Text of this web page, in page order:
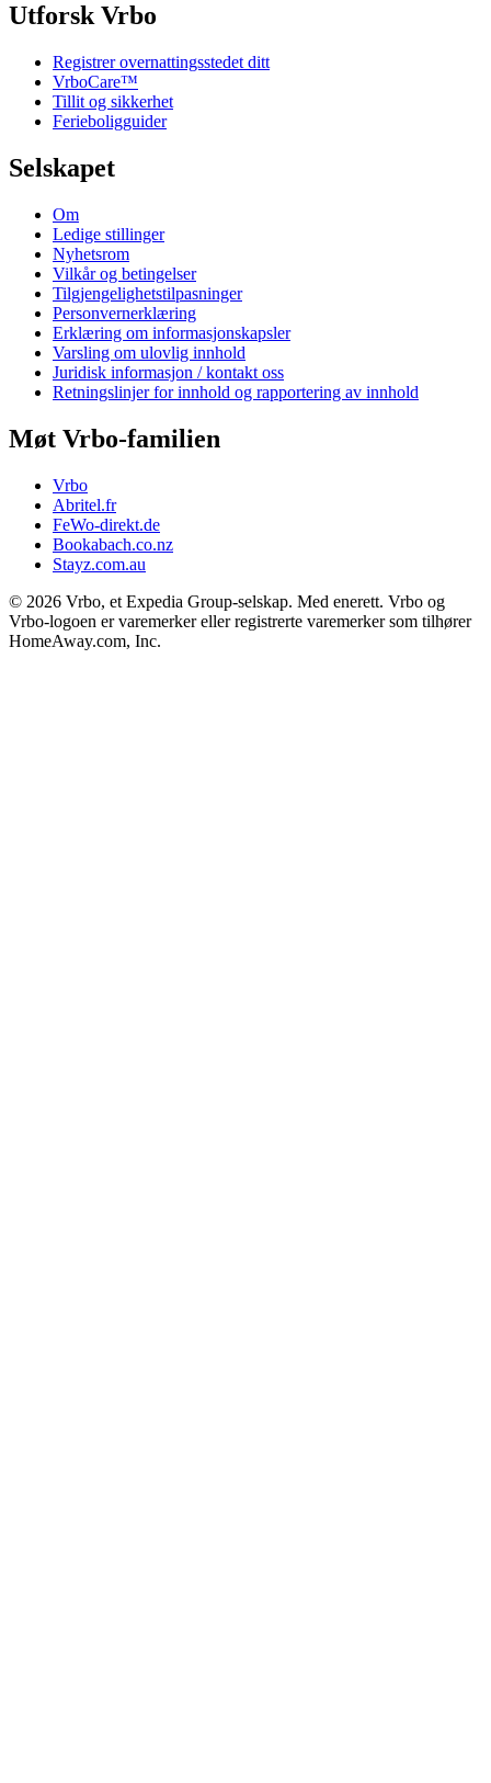
Utforsk Vrbo
Registrer overnattingsstedet ditt
VrboCare™
Tillit og sikkerhet
Ferieboligguider
Selskapet
Om
Ledige stillinger
Nyhetsrom
Vilkår og betingelser
Tilgjengelighetstilpasninger
Personvernerklæring
Erklæring om informasjonskapsler
Varsling om ulovlig innhold
Juridisk informasjon / kontakt oss
Retningslinjer for innhold og rapportering av innhold
Møt Vrbo-familien
Vrbo
Abritel.fr
FeWo-direkt.de
Bookabach.co.nz
Stayz.com.au
© 2026 Vrbo, et Expedia Group-selskap. Med enerett. Vrbo og
Vrbo-logoen er varemerker eller registrerte varemerker som tilhører
HomeAway.com, Inc.